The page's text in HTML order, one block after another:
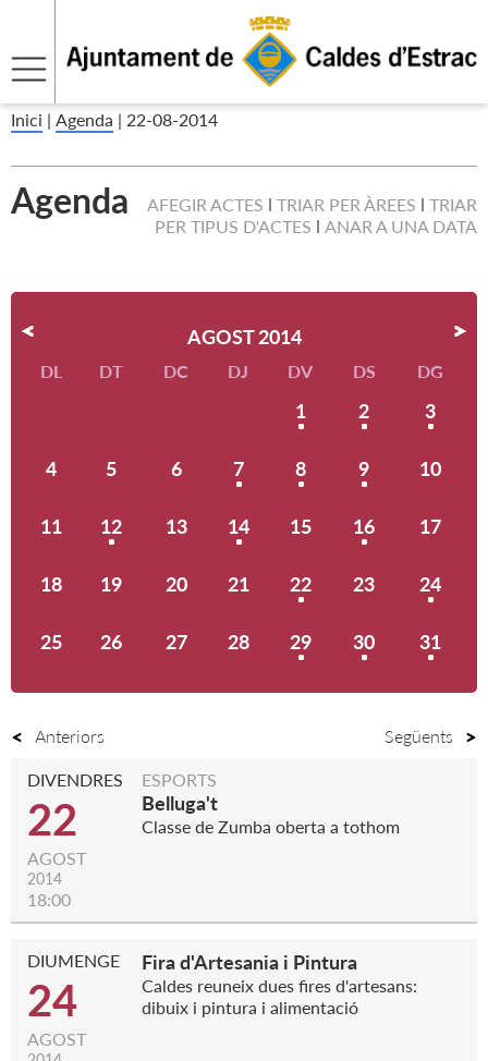
Inici | Agenda | 22-08-2014
Agenda AFEGIR ACTES TRIAR PER ÀREES
TRIAR
PER TIPUS D'ACTES
ANAR A UNA DATA
AGOST 2014
DL DT DC DJ DV DS DG
1 2 3
4 5 6 7 8 9 10
11 12 13 14 15 16 17
18 19 20 21 22 23 24
25 26 27 28 29 30 31
Anteriors Següents
DIVENDRES
22
AGOST
2014
18:00
ESPORTS
Belluga't
Classe de Zumba oberta a tothom
DIUMENGE
24
AGOST
Fira d'Artesania i Pintura
Caldes reuneix dues fires d'artesans:
dibuix i pintura i alimentació